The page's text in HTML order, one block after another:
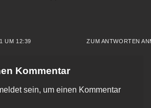
UM 12:39 ZUM ANTWORTEN
Kommentar
sein, um einen Kommentar